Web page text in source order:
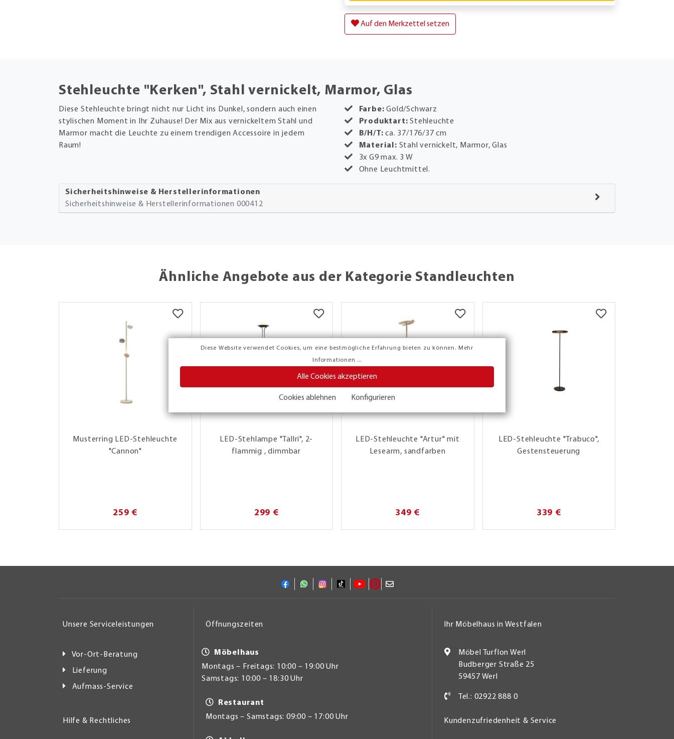
Diese Website verwendet Cookies, um eine bestmögliche Erfahrung bieten zu können. Mehr
Informationen ...
Alle Cookies akzeptieren
Cookies ablehnen Konfigurieren
Auf den Merkzettel setzen
Stehleuchte "Kerken", Stahl vernickelt, Marmor, Glas
Diese Stehleuchte bringt nicht nur Licht ins Dunkel, sondern auch einen
stylischen Moment in Ihr Zuhause! Der Mix aus vernickeltem Stahl und
Marmor macht die Leuchte zu einem trendigen Accessoire in jedem
Raum!
Farbe: Gold/Schwarz
Produktart:Stehleuchte
B/H/T:ca. 37/176/37 cm
Material: Stahl vernickelt, Marmor, Glas
3x G9 max. 3 W
Ohne Leuchtmittel.
Sicherheitshinweise & Herstellerinformationen
Sicherheitshinweise & Herstellerinformationen 000412
Ähnliche Angebote aus der Kategorie Standleuchten
Musterring LED-Stehleuchte
"Cannon"
259 €
LED-Stehlampe "Tallri", 2-
flammig , dimmbar
299 €
LED-Stehleuchte "Artur" mit
Lesearm, sandfarben
349 €
LED-Stehleuchte "Trabuco",
Gestensteuerung
339 €
Unsere Serviceleistungen
Vor-Ort-Beratung
Lieferung
Aufmass-Service
Hilfe & Rechtliches
Öffnungszeiten
Möbelhaus
Montags – Freitags: 10:00 – 19:00 Uhr
Samstags: 10:00 – 18:30 Uhr
Restaurant
Montags – Samstags: 09:00 – 17:00 Uhr
Ihr Möbelhaus in Westfalen
Möbel Turflon Werl
Budberger Straße 25
59457 Werl
Tel.: 02922 888 0
Kundenzufriedenheit & Service